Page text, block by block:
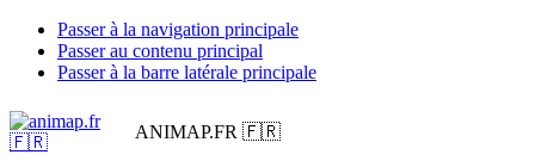
Passer à la navigation principale
Passer au contenu principal
Passer à la barre latérale principale
ANIMAP.FR 🇫🇷